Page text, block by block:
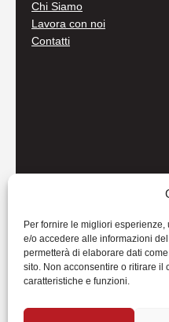
Per fornire le migliori
e/o accedere alle informazioni
permetterà di elaborare dati
sito. Non acconsentire o ritirare il
caratteristiche e funzioni.
Chi Siamo
Lavora con noi
Contatti